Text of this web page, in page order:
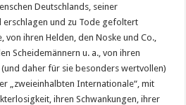
Deutschlands, seiner
und zu Tode gefoltert
ihren Helden, den Noske und Co.,
Scheidemännern u. a., von ihren
daher für sie besonders wertvollen)
„zweieinhalbten Internationale“, mit
ihren Schwankungen, ihrer